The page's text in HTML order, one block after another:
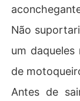
Não
um
de
Antes de